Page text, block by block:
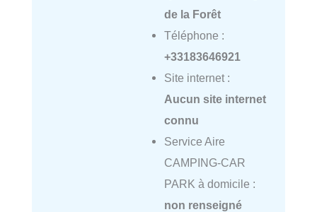
de la Forêt
Téléphone :
+33183646921
Site internet :
Aucun site internet
connu
Service Aire
CAMPING-CAR
PARK à domicile :
non renseigné